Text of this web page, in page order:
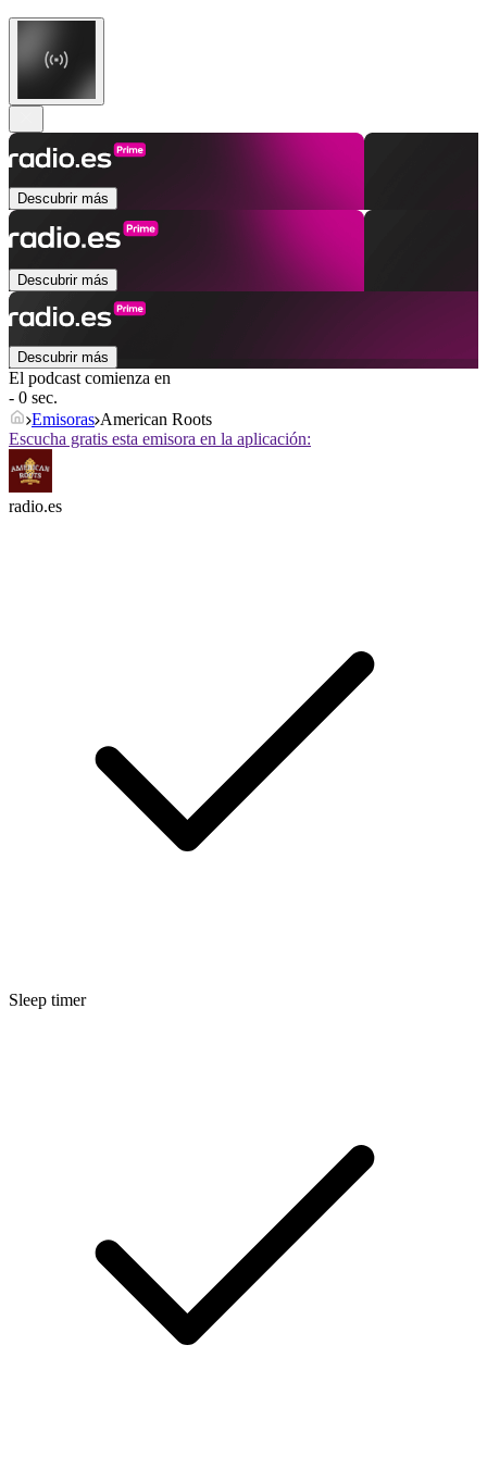
Descubrir más
Descubrir más
Descubrir más
El podcast comienza en
- 0 sec.
Emisoras American Roots
Escucha gratis esta emisora en la aplicación:
radio.es
Sleep timer